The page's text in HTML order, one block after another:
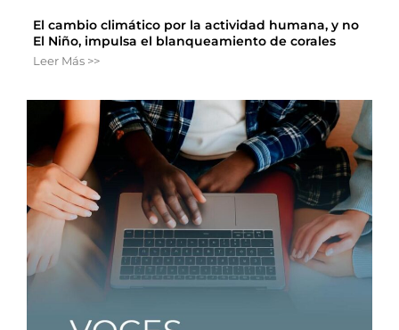
El cambio climático por la actividad humana, y no
El Niño, impulsa el blanqueamiento de corales
Leer Más >>